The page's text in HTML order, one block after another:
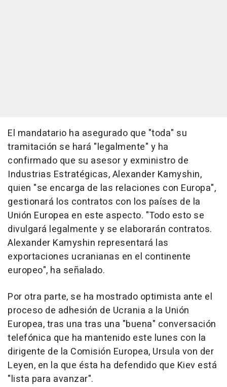
El mandatario ha asegurado que "toda" su
tramitación se hará "legalmente" y ha
confirmado que su asesor y exministro de
Industrias Estratégicas, Alexander Kamyshin,
quien "se encarga de las relaciones con Europa",
gestionará los contratos con los países de la
Unión Europea en este aspecto. "Todo esto se
divulgará legalmente y se elaborarán contratos.
Alexander Kamyshin representará las
exportaciones ucranianas en el continente
europeo", ha señalado.
Por otra parte, se ha mostrado optimista ante el
proceso de adhesión de Ucrania a la Unión
Europea, tras una tras una "buena" conversación
telefónica que ha mantenido este lunes con la
dirigente de la Comisión Europea, Ursula von der
Leyen, en la que ésta ha defendido que Kiev está
"lista para avanzar".